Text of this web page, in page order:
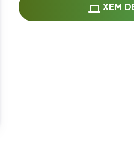
Thay logo +
(+100.000 VND)
XEM